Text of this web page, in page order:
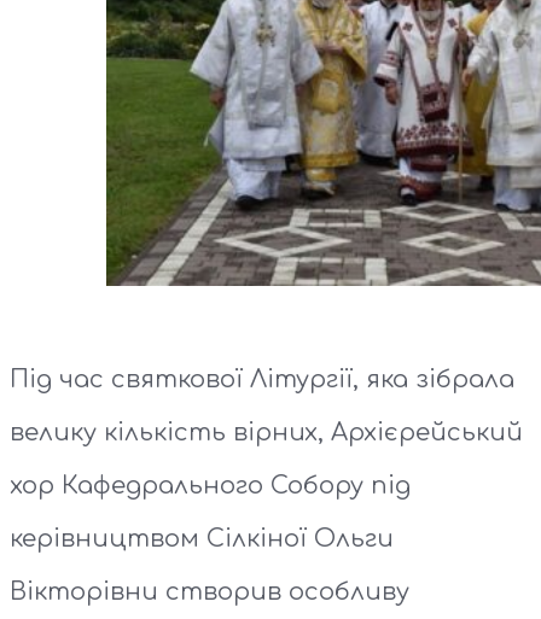
Під час святкової Літургії, яка зібрала
велику кількість вірних, Архієрейський
хор Кафедрального Собору під
керівництвом Сілкіної Ольги
Вікторівни створив особливу